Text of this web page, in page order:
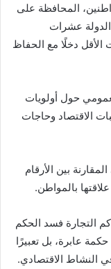
المحافظة على
عشرات
الأقل دخلًا مع الحفاظ
حول أولويات
الاقتصاد وحاجات
بين الأرقام
بالمواطن.
التجارة فسد الحكم
عابرة، بل تعبيرًا
النشاط الاقتصادي.